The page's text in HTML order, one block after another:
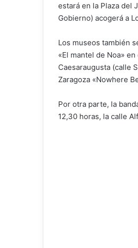
estará en la Plaza del
Gobierno) acogerá a
Los museos también
«El mantel de Noa»
Caesaraugusta (calle
Zaragoza «Nowhere
Por otra parte, la
12,30 horas, la calle